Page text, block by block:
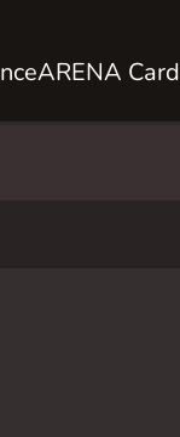
ARENA Card